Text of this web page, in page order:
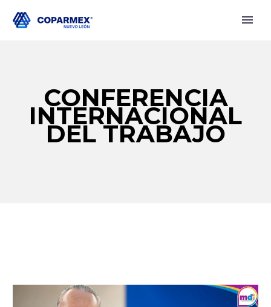
CONFERENCIA
INTERNACIONAL
DEL TRABAJO